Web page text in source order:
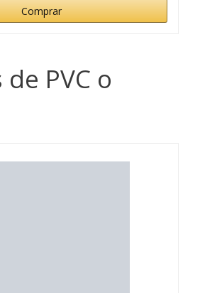
Comprar
PVC o